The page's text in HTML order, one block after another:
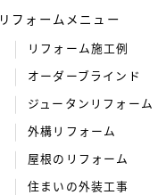
リフォームメニュー
リフォーム施工例
オーダーブラインド
ジュータンリフォーム
外構リフォーム
屋根のリフォーム
住まいの外装工事